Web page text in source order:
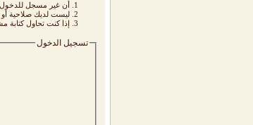
أن غير مسجل
ليست لديك صلاحية
إذا كنت تحاول كتابة
تسجيل الدخول